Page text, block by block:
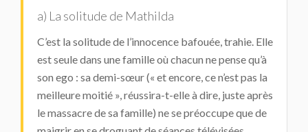
a) La solitude de Mathilda
C’est la solitude de l’innocence bafouée, trahie. Elle
est seule dans une famille où chacun ne pense qu’à
son ego : sa demi-sœur (« et encore, ce n’est pas la
meilleure moitié », réussira-t-elle à dire, juste après
le massacre de sa famille) ne se préoccupe que de